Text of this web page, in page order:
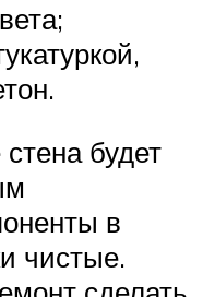
будет
в
чистые.